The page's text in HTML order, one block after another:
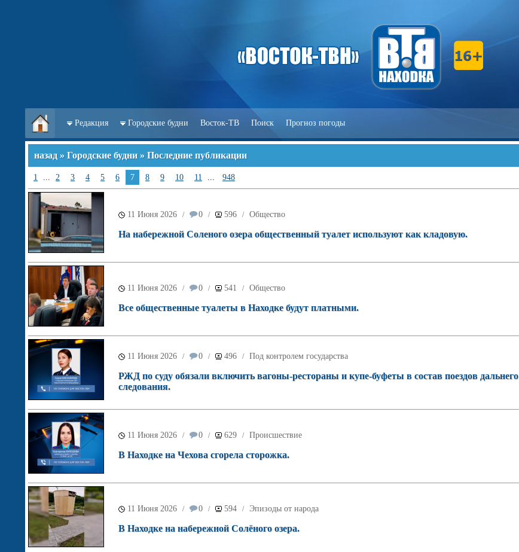
Редакция Городские будни Восток-ТВ Поиск Прогноз погоды
назад » Городские будни » Последние публикации
1 ... 2 3 4 5 6 7 8 9 10 11 ... 948
11 Июня 2026 / 0 / 596 / Общество
На набережной Соленого озера общественный туалет используют как кладовую.
11 Июня 2026 / 0 / 541 / Общество
Все общественные туалеты в Находке будут платными.
11 Июня 2026 / 0 / 496 / Под контролем государства
РЖД по суду обязали включить вагоны-рестораны и купе-буфеты в состав поездов дальнего
следования.
11 Июня 2026 / 0 / 629 / Происшествие
В Находке на Чехова сгорела сторожка.
11 Июня 2026 / 0 / 594 / Эпизоды от народа
В Находке на набережной Солёного озера.